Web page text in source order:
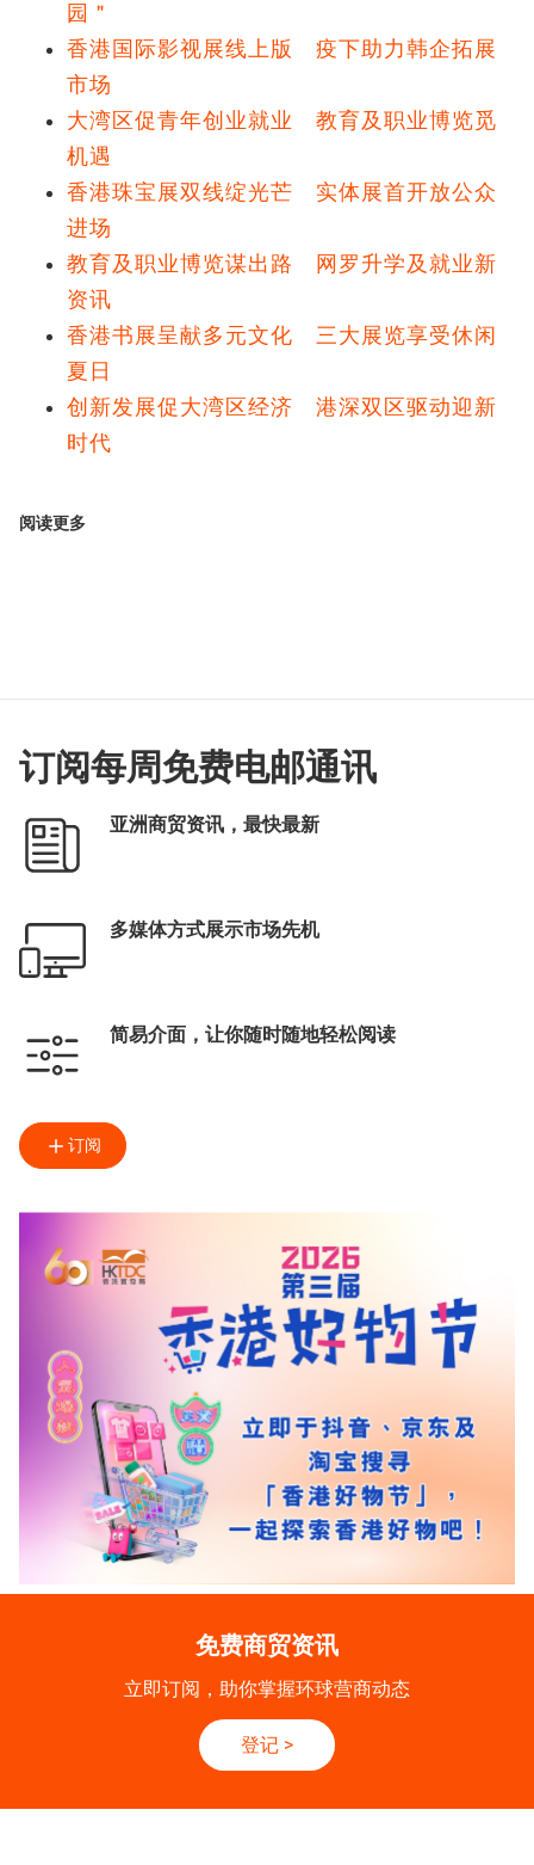
园＂
香港国际影视展线上版 疫下助力韩企拓展
市场
大湾区促青年创业就业 教育及职业博览觅
机遇
香港珠宝展双线绽光芒 实体展首开放公众
进场
教育及职业博览谋出路 网罗升学及就业新
资讯
香港书展呈献多元文化 三大展览享受休闲
夏日
创新发展促大湾区经济 港深双区驱动迎新
时代
阅读更多
订阅每周免费电邮通讯
亚洲商贸资讯，最快最新
多媒体方式展示市场先机
简易介面，让你随时随地轻松阅读
订阅
免费商贸资讯
立即订阅，助你掌握环球营商动态
登记 >